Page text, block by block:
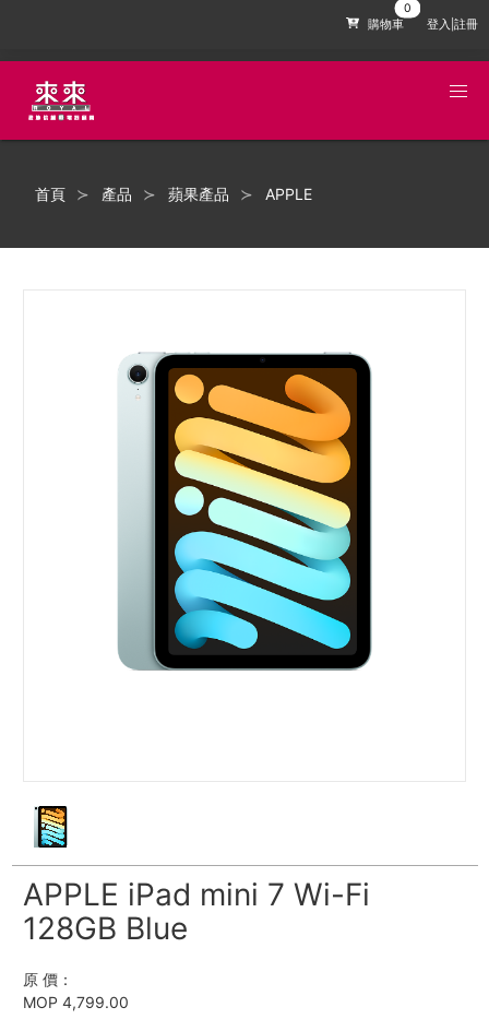
購物車 登入|註冊
首頁 產品 蘋果產品 APPLE
APPLE iPad mini 7 Wi-Fi
128GB Blue
原 價：
MOP 4,799.00